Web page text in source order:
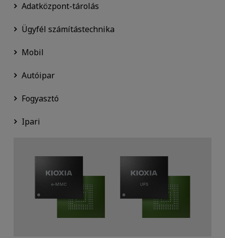
Adatközpont-tárolás
Ügyfél számítástechnika
Mobil
Autóipar
Fogyasztó
Ipari